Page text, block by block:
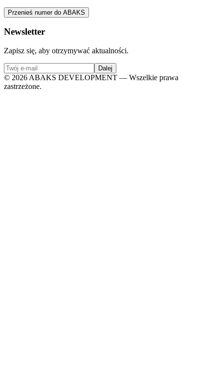
Przenieś numer do ABAKS
Newsletter
Zapisz się, aby otrzymywać aktualności.
Dalej
© 2026 ABAKS DEVELOPMENT — Wszelkie prawa
zastrzeżone.